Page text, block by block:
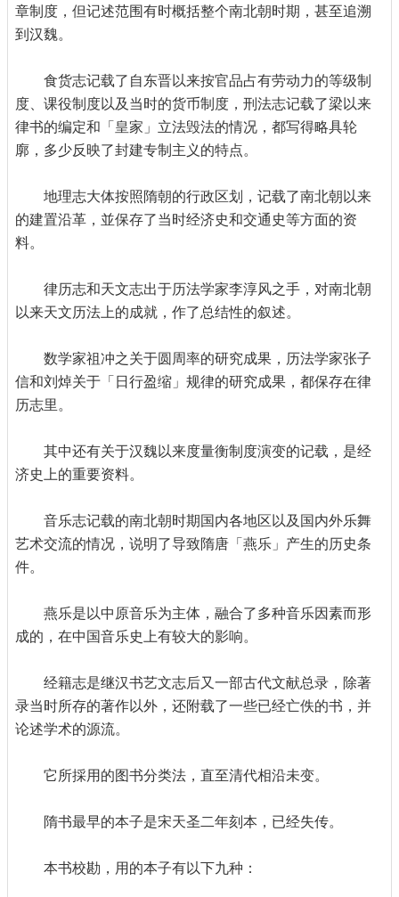
章制度，但记述范围有时概括整个南北朝时期，甚至追溯
到汉魏。
食货志记载了自东晋以来按官品占有劳动力的等级制
度、课役制度以及当时的货币制度，刑法志记载了梁以来
律书的编定和「皇家」立法毁法的情况，都写得略具轮
廓，多少反映了封建专制主义的特点。
地理志大体按照隋朝的行政区划，记载了南北朝以来
的建置沿革，並保存了当时经济史和交通史等方面的资
料。
律历志和天文志出于历法学家李淳风之手，对南北朝
以来天文历法上的成就，作了总结性的叙述。
数学家祖冲之关于圆周率的研究成果，历法学家张子
信和刘焯关于「日行盈缩」规律的研究成果，都保存在律
历志里。
其中还有关于汉魏以来度量衡制度演变的记载，是经
济史上的重要资料。
音乐志记载的南北朝时期国内各地区以及国内外乐舞
艺术交流的情况，说明了导致隋唐「燕乐」产生的历史条
件。
燕乐是以中原音乐为主体，融合了多种音乐因素而形
成的，在中国音乐史上有较大的影响。
经籍志是继汉书艺文志后又一部古代文献总录，除著
录当时所存的著作以外，还附载了一些已经亡佚的书，并
论述学术的源流。
它所採用的图书分类法，直至清代相沿未变。
隋书最早的本子是宋天圣二年刻本，已经失传。
本书校勘，用的本子有以下九种：